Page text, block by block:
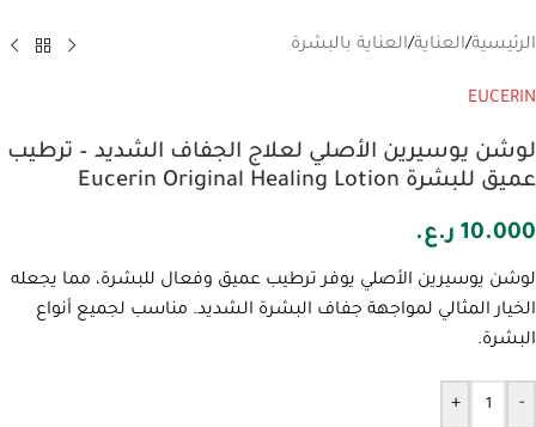
الرئيسية/العناية/العناية بالبشرة
EUCERIN
لوشن يوسيرين الأصلي لعلاج الجفاف الشديد – ترطيب
عميق للبشرة Eucerin Original Healing Lotion
10.000 ر.ع.
لوشن يوسيرين الأصلي يوفر ترطيب عميق وفعال للبشرة، مما يجعله
الخيار المثالي لمواجهة جفاف البشرة الشديد. مناسب لجميع أنواع
البشرة.
-
+